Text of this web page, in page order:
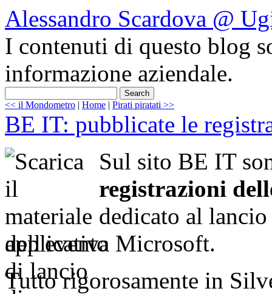
Alessandro Scardova @
I contenuti di questo blog
informazione aziendale.
<< il Mondometro | Home | Pirati piratati >>
BE IT: pubblicate le
Sul sito BE IT
registrazioni
dedicato al
applicativa Microsoft.
Tutto rigorosamente in